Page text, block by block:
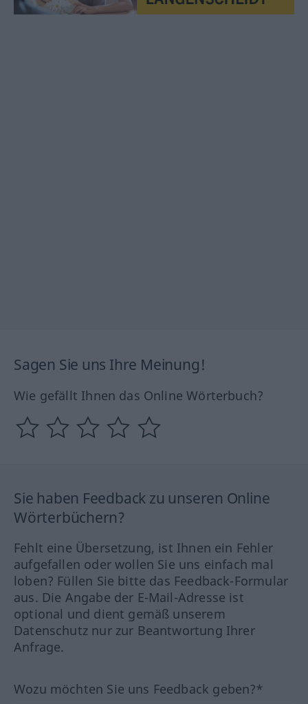
Sagen Sie uns Ihre Meinung!
Wie gefällt Ihnen das Online Wörterbuch?
Sie haben Feedback zu unseren Online
Wörterbüchern?
Fehlt eine Übersetzung, ist Ihnen ein Fehler
aufgefallen oder wollen Sie uns einfach mal
loben? Füllen Sie bitte das Feedback-Formular
aus. Die Angabe der E-Mail-Adresse ist
optional und dient gemäß unserem
Datenschutz nur zur Beantwortung Ihrer
Anfrage.
Wozu möchten Sie uns Feedback geben?*